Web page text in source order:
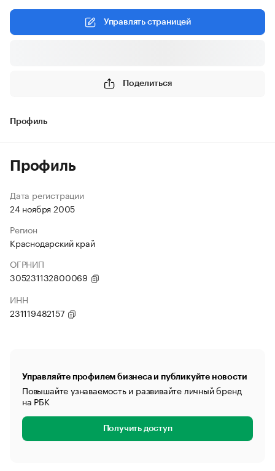
Управлять страницей
Поделиться
Профиль
Профиль
Дата регистрации
24 ноября 2005
Регион
Краснодарский край
ОГРНИП
305231132800069
ИНН
231119482157
Управляйте профилем бизнеса и публикуйте новости
Повышайте узнаваемость и развивайте личный бренд
на РБК
Получить доступ